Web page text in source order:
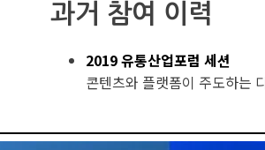
과거 참여 이력
2019 유통산업포럼 세션
콘텐츠와 플랫폼이 주도하는